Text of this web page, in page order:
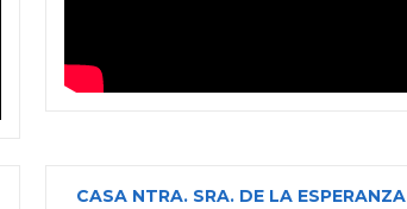
CASA NTRA. SRA. DE LA ESPERANZA